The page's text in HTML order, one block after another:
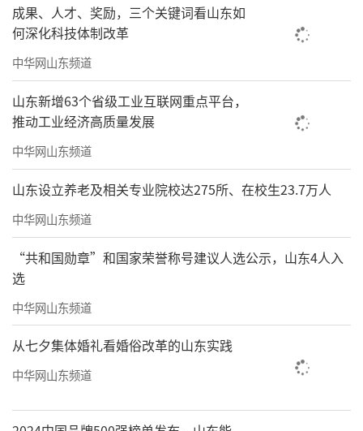
成果、人才、奖励，三个关键词看山东如
何深化科技体制改革
中华网山东频道
山东新增63个省级工业互联网重点平台，
推动工业经济高质量发展
中华网山东频道
山东设立养老及相关专业院校达275所、在校生23.7万人
中华网山东频道
“共和国勋章”和国家荣誉称号建议人选公示，山东4人入
选
中华网山东频道
从七夕集体婚礼看婚俗改革的山东实践
中华网山东频道